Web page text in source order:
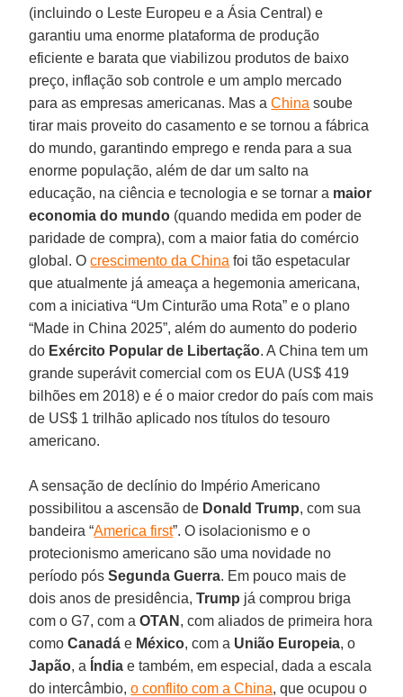
(incluindo o Leste Europeu e a Ásia Central) e
garantiu uma enorme plataforma de produção
eficiente e barata que viabilizou produtos de baixo
preço, inflação sob controle e um amplo mercado
para as empresas americanas. Mas aChina soube
tirar mais proveito do casamento e se tornou a fábrica
do mundo, garantindo emprego e renda para a sua
enorme população, além de dar um salto na
educação, na ciência e tecnologia e se tornar a maior
economia do mundo (quando medida em poder de
paridade de compra), com a maior fatia do comércio
global. Ocrescimento da China foi tão espetacular
que atualmente já ameaça a hegemonia americana,
com a iniciativa “Um Cinturão uma Rota” e o plano
“Made in China 2025”, além do aumento do poderio
do Exército Popular de Libertação. A China tem um
grande superávit comercial com os EUA (US$ 419
bilhões em 2018) e é o maior credor do país com mais
de US$ 1 trilhão aplicado nos títulos do tesouro
americano.
A sensação de declínio do Império Americano
possibilitou a ascensão de Donald Trump, com sua
bandeira “America first”. O isolacionismo e o
protecionismo americano são uma novidade no
período pósSegunda Guerra. Em pouco mais de
dois anos de presidência,Trump já comprou briga
com o G7, com aOTAN , com aliados de primeira hora
comoCanadá e México, com a União Europeia, o
Japão, a Índia e também, em especial, dada a escala
do intercâmbio,o conflito com a China, que ocupou o